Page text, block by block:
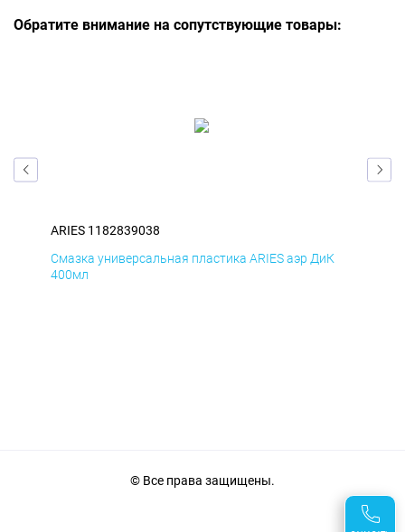
Обратите внимание на сопутствующие товары:
ARIES 1182839038
Смазка универсальная пластика ARIES аэр ДиК
400мл
© Все права защищены.